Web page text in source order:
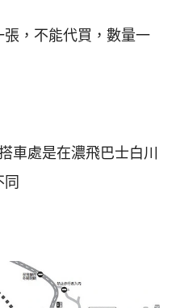
，不能代買，數量一
車處是在濃飛巴士白川